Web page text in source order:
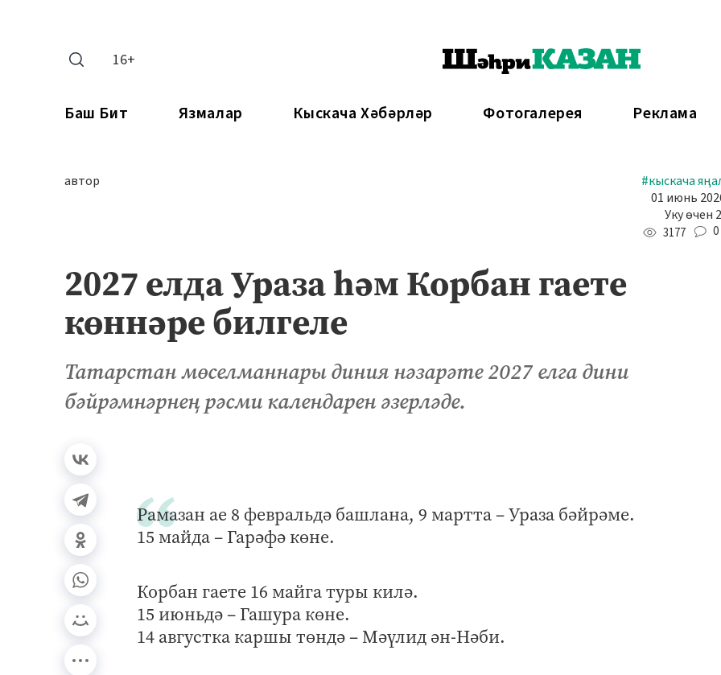
16+
Баш Бит Язмалар Кыскача Хәбәрләр Фотогалерея Реклама
автор
#кыскача
01 июнь
Уку өчен
3177 0
2027 елда Ураза һәм Корбан гаете
көннәре билгеле
Татарстан мөселманнары диния нәзарәте 2027 елга дини
бәйрәмнәрнең рәсми календарен әзерләде.
Рамазан ае 8 февральдә башлана, 9 мартта – Ураза бәйрәме.
15 майда – Гарәфә көне.
Корбан гаете 16 майга туры килә.
15 июньдә – Гашура көне.
14 августка каршы төндә – Мәүлид ән-Нәби.